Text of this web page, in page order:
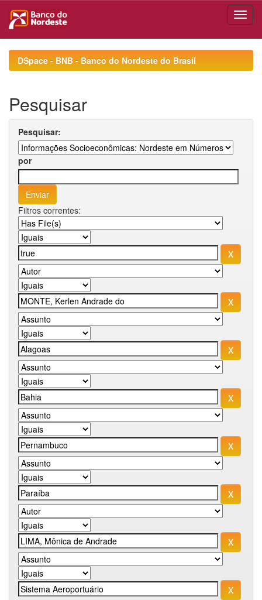
navigationDSpace - BNB - Banco do Nordeste do Brasil
Pesquisar
Pesquisar:
por
Filtros correntes: